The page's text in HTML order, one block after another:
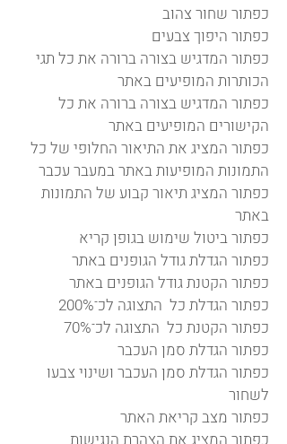
כפתור שחור צהוב
כפתור היפוך צבעים
כפתור המדגיש בצורה ברורה את כל תגי
הכותרות המופיעים באתר
כפתור המדגיש בצורה ברורה את כל
הקישורים המופיעים באתר
כפתור המציג את התיאור החלופי של כל
התמונות המופיעות באתר במעבר עכבר
כפתור המציג תיאור קבוע של התמונות
באתר
כפתור ביטול שימוש בגופן קריא
כפתור הגדלת גודל הגופנים באתר
כפתור הקטנת גודל הגופנים באתר
כפתור הגדלת כל התצוגה לכ־200%
כפתור הקטנת כל התצוגה לכ־70%
כפתור הגדלת סמן העכבר
כפתור הגדלת סמן העכבר ושינוי צבעו
לשחור
כפתור מצב קריאת האתר